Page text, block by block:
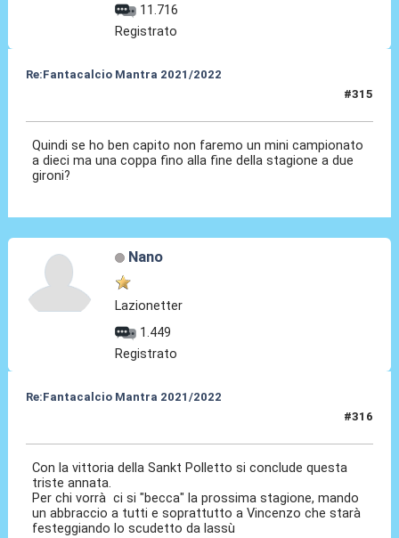
11.716
Registrato
Re:Fantacalcio Mantra 2021/2022
#315
Quindi se ho ben capito non faremo un mini campionato
a dieci ma una coppa fino alla fine della stagione a due
gironi?
Nano
Lazionetter
1.449
Registrato
Re:Fantacalcio Mantra 2021/2022
#316
Con la vittoria della Sankt Polletto si conclude questa
triste annata.
Per chi vorrà ci si "becca" la prossima stagione, mando
un abbraccio a tutti e soprattutto a Vincenzo che starà
festeggiando lo scudetto da lassù